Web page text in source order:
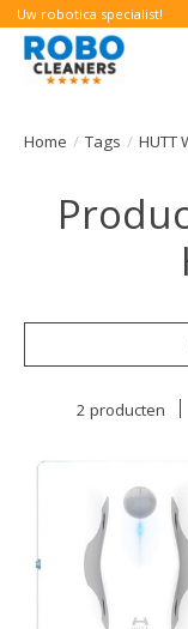
Uw robotica specialist!
Home / Tags / HUTT
2 producten